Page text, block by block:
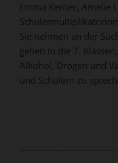
Emma Kerner, Amelie
Sie nehmen an der
gehen in die 7.
Alkohol, Drogen und
und Schülern zu